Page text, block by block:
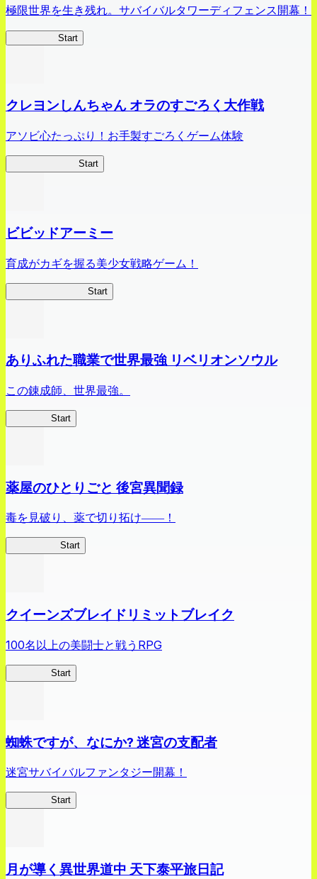
極限世界を生き残れ。サバイバルタワーディフェンス開幕！
Start
クレヨンしんちゃん オラのすごろく大作戦
アソビ心たっぷり！お手製すごろくゲーム体験
Start
ビビッドアーミー
育成がカギを握る美少女戦略ゲーム！
Start
ありふれた職業で世界最強 リベリオンソウル
この錬成師、世界最強。
Start
薬屋のひとりごと 後宮異聞録
毒を見破り、薬で切り拓け――！
Start
クイーンズブレイドリミットブレイク
100名以上の美闘士と戦うRPG
Start
蜘蛛ですが、なにか? 迷宮の支配者
迷宮サバイバルファンタジー開幕！
Start
月が導く異世界道中 天下泰平旅日記